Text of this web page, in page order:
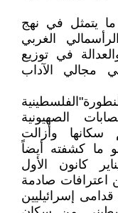
يتمثل في نهج
الغربي
في توزيع
مجالي الآداب
العصابات الصهيونية
سكانها وأزالت
ما كشفته أيضاً
كانون الأول
اعترافات صادمة
إسرائيليين